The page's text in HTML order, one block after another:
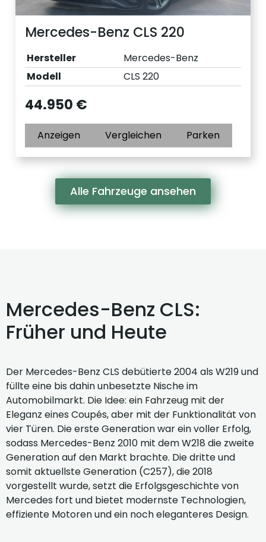
Mercedes-Benz CLS 220
Hersteller
Mercedes-Benz
Modell
CLS 220
44.950 €
Anzeigen Vergleichen Parken
Alle Fahrzeuge ansehen
Mercedes-Benz CLS:
Früher und Heute
Der Mercedes-Benz CLS debütierte 2004 als W219 und
füllte eine bis dahin unbesetzte Nische im
Automobilmarkt. Die Idee: ein Fahrzeug mit der
Eleganz eines Coupés, aber mit der Funktionalität von
vier Türen. Die erste Generation war ein voller Erfolg,
sodass Mercedes-Benz 2010 mit dem W218 die zweite
Generation auf den Markt brachte. Die dritte und
somit aktuellste Generation (C257), die 2018
vorgestellt wurde, setzt die Erfolgsgeschichte von
Mercedes fort und bietet modernste Technologien,
effiziente Motoren und ein noch eleganteres Design.